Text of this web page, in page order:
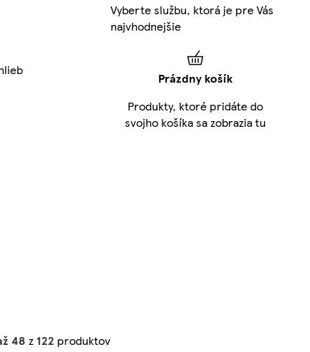
48 z 122 produktov
Vyberte službu, ktorá je pre Vás
najvhodnejšie
Prázdny košík
Produkty, ktoré pridáte do
svojho košíka sa zobrazia tu